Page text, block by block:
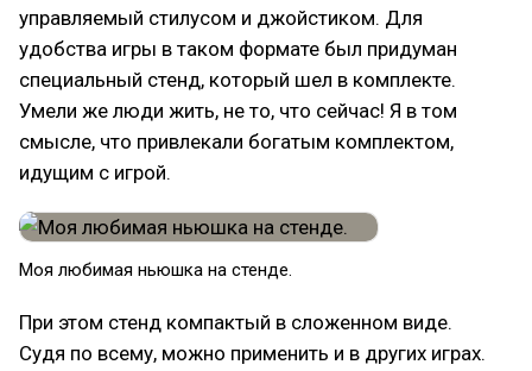
управляемый стилусом и джойстиком. Для
удобства игры в таком формате был придуман
специальный стенд, который шел в комплекте.
Умели же люди жить, не то, что сейчас! Я в том
смысле, что привлекали богатым комплектом,
идущим с игрой.
Моя любимая ньюшка на стенде.
При этом стенд компактый в сложенном виде.
Судя по всему, можно применить и в других играх.